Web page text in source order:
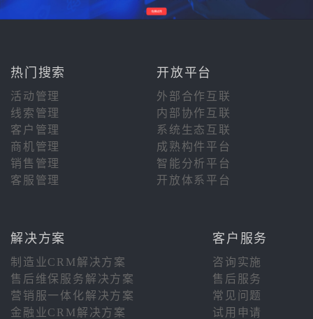
热门搜索 开放平台
活动管理
外部合作互联
线索管理
内部协作互联
客户管理
系统生态互联
商机管理
成熟构件平台
销售管理
智能分析平台
客服管理
开放体系平台
解决方案 客户服务
制造业CRM解决方案
咨询实施
售后维保服务解决方案
售后服务
营销服一体化解决方案
常见问题
金融业CRM解决方案
试用申请